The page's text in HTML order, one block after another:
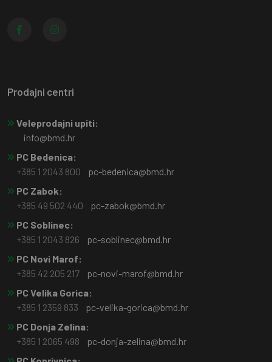
Prodajni centri
Veleprodajni upiti:
info@bmd.hr
PC Bedenica:
+385 1 2043 800
pc-bedenica@bmd.hr
PC Zabok:
+385 49 502 440
pc-zabok@bmd.hr
PC Soblinec:
+385 1 2043 826
pc-soblinec@bmd.hr
PC Novi Marof:
+385 42 205 217
pc-novi-marof@bmd.hr
PC Velika Gorica:
+385 1 2359 833
pc-velika-gorica@bmd.hr
PC Donja Zelina:
+385 1 2065 498
pc-donja-zelina@bmd.hr